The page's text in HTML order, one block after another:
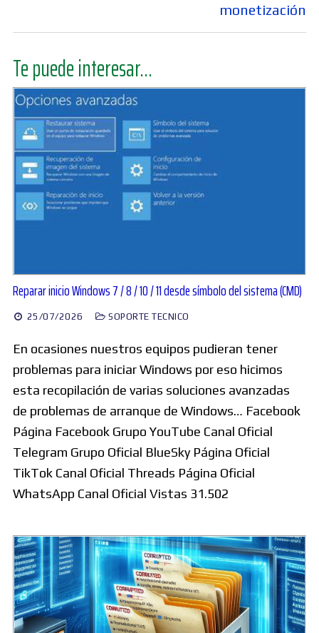
monetización
Te puede interesar...
Reparar inicio Windows 7 / 8 / 10 / 11 desde símbolo del sistema (CMD)
25/07/2026 SOPORTE TECNICO
En ocasiones nuestros equipos pudieran tener
problemas para iniciar Windows por eso hicimos
esta recopilación de varias soluciones avanzadas
de problemas de arranque de Windows… Facebook
Página Facebook Grupo YouTube Canal Oficial
Telegram Grupo Oficial BlueSky Página Oficial
TikTok Canal Oficial Threads Página Oficial
WhatsApp Canal Oficial Vistas 31.502